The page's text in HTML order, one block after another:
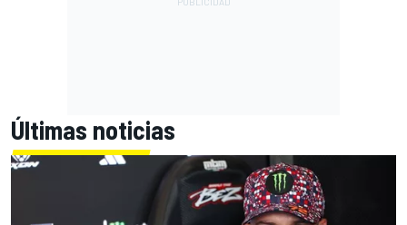
Últimas noticias